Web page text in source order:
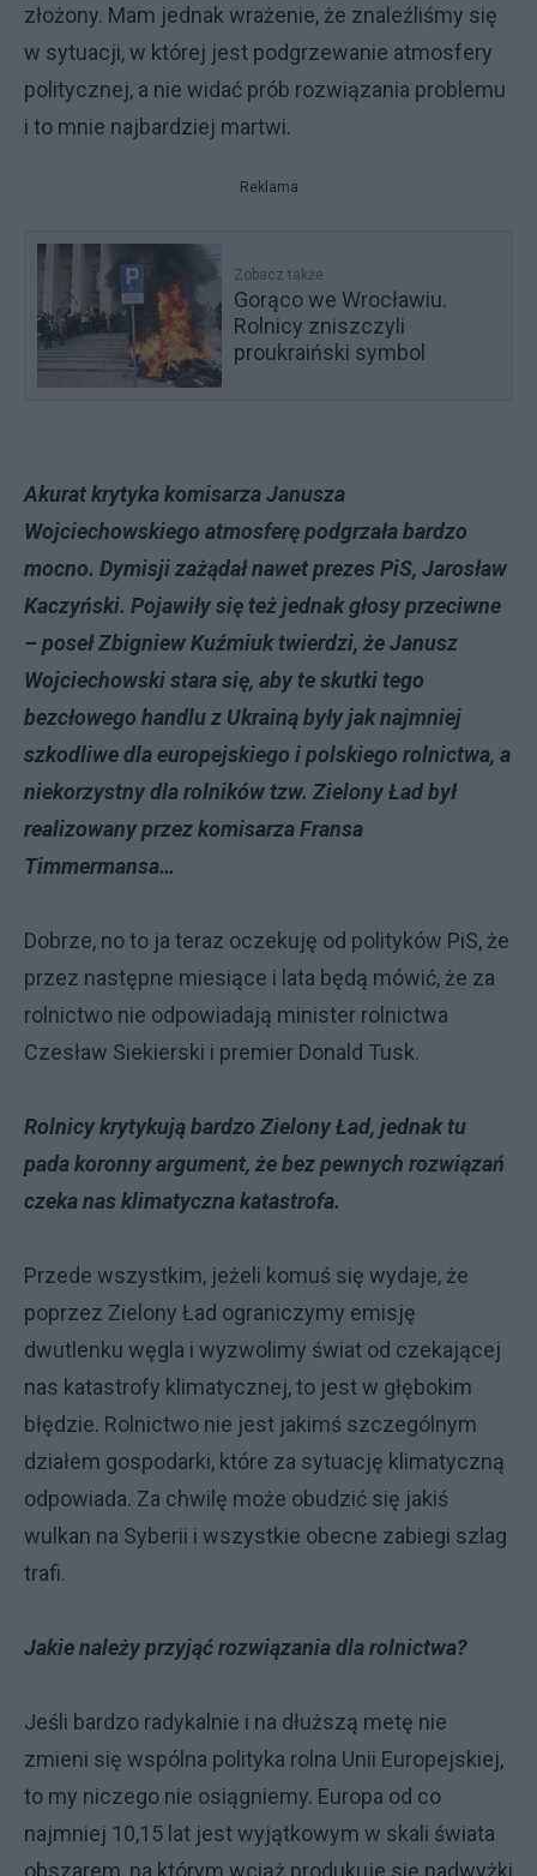
złożony. Mam jednak wrażenie, że znaleźliśmy się
w sytuacji, w której jest podgrzewanie atmosfery
politycznej, a nie widać prób rozwiązania problemu
i to mnie najbardziej martwi.
Reklama
Zobacz także
Gorąco we Wrocławiu.
Rolnicy zniszczyli
proukraiński symbol
Akurat krytyka komisarza Janusza
Wojciechowskiego atmosferę podgrzała bardzo
mocno. Dymisji zażądał nawet prezes PiS, Jarosław
Kaczyński. Pojawiły się też jednak głosy przeciwne
– poseł Zbigniew Kuźmiuk twierdzi, że Janusz
Wojciechowski stara się, aby te skutki tego
bezcłowego handlu z Ukrainą były jak najmniej
szkodliwe dla europejskiego i polskiego rolnictwa, a
niekorzystny dla rolników tzw. Zielony Ład był
realizowany przez komisarza Fransa
Timmermansa…
Dobrze, no to ja teraz oczekuję od polityków PiS, że
przez następne miesiące i lata będą mówić, że za
rolnictwo nie odpowiadają minister rolnictwa
Czesław Siekierski i premier Donald Tusk.
Rolnicy krytykują bardzo Zielony Ład, jednak tu
pada koronny argument, że bez pewnych rozwiązań
czeka nas klimatyczna katastrofa.
Przede wszystkim, jeżeli komuś się wydaje, że
poprzez Zielony Ład ograniczymy emisję
dwutlenku węgla i wyzwolimy świat od czekającej
nas katastrofy klimatycznej, to jest w głębokim
błędzie. Rolnictwo nie jest jakimś szczególnym
działem gospodarki, które za sytuację klimatyczną
odpowiada. Za chwilę może obudzić się jakiś
wulkan na Syberii i wszystkie obecne zabiegi szlag
trafi.
Jakie należy przyjąć rozwiązania dla rolnictwa?
Jeśli bardzo radykalnie i na dłuższą metę nie
zmieni się wspólna polityka rolna Unii Europejskiej,
to my niczego nie osiągniemy. Europa od co
najmniej 10,15 lat jest wyjątkowym w skali świata
obszarem, na którym wciąż produkuje się nadwyżki